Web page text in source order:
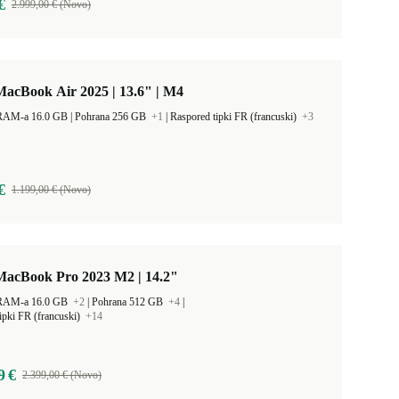
2.999,00 € (Novo)
Air 2025 | 13.6" | M4
Pohrana 256 GB +1 Raspored tipki FR (francuski) +3
1.199,00 € (Novo)
Pro 2023 M2 | 14.2"
a 16.0 GB +2 Pohrana 512 GB +4
FR (francuski) +14
€ 2.399,00 € (Novo)